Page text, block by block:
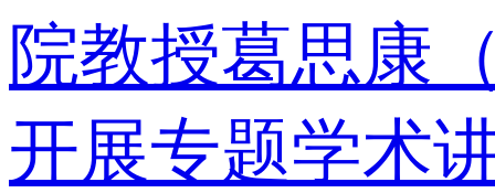
院教授葛思康
开展专题学术